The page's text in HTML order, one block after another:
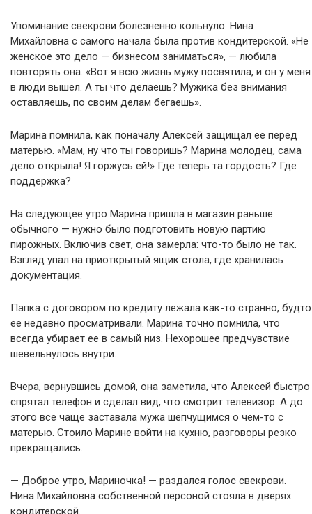
Упоминание свекрови болезненно кольнуло. Нина
Михайловна с самого начала была против кондитерской. «Не
женское это дело — бизнесом заниматься», — любила
повторять она. «Вот я всю жизнь мужу посвятила, и он у меня
в люди вышел. А ты что делаешь? Мужика без внимания
оставляешь, по своим делам бегаешь».
Марина помнила, как поначалу Алексей защищал ее перед
матерью. «Мам, ну что ты говоришь? Марина молодец, сама
дело открыла! Я горжусь ей!» Где теперь та гордость? Где
поддержка?
На следующее утро Марина пришла в магазин раньше
обычного — нужно было подготовить новую партию
пирожных. Включив свет, она замерла: что-то было не так.
Взгляд упал на приоткрытый ящик стола, где хранилась
документация.
Папка с договором по кредиту лежала как-то странно, будто
ее недавно просматривали. Марина точно помнила, что
всегда убирает ее в самый низ. Нехорошее предчувствие
шевельнулось внутри.
Вчера, вернувшись домой, она заметила, что Алексей быстро
спрятал телефон и сделал вид, что смотрит телевизор. А до
этого все чаще заставала мужа шепчущимся о чем-то с
матерью. Стоило Марине войти на кухню, разговоры резко
прекращались.
— Доброе утро, Мариночка! — раздался голос свекрови.
Нина Михайловна собственной персоной стояла в дверях
кондитерской.